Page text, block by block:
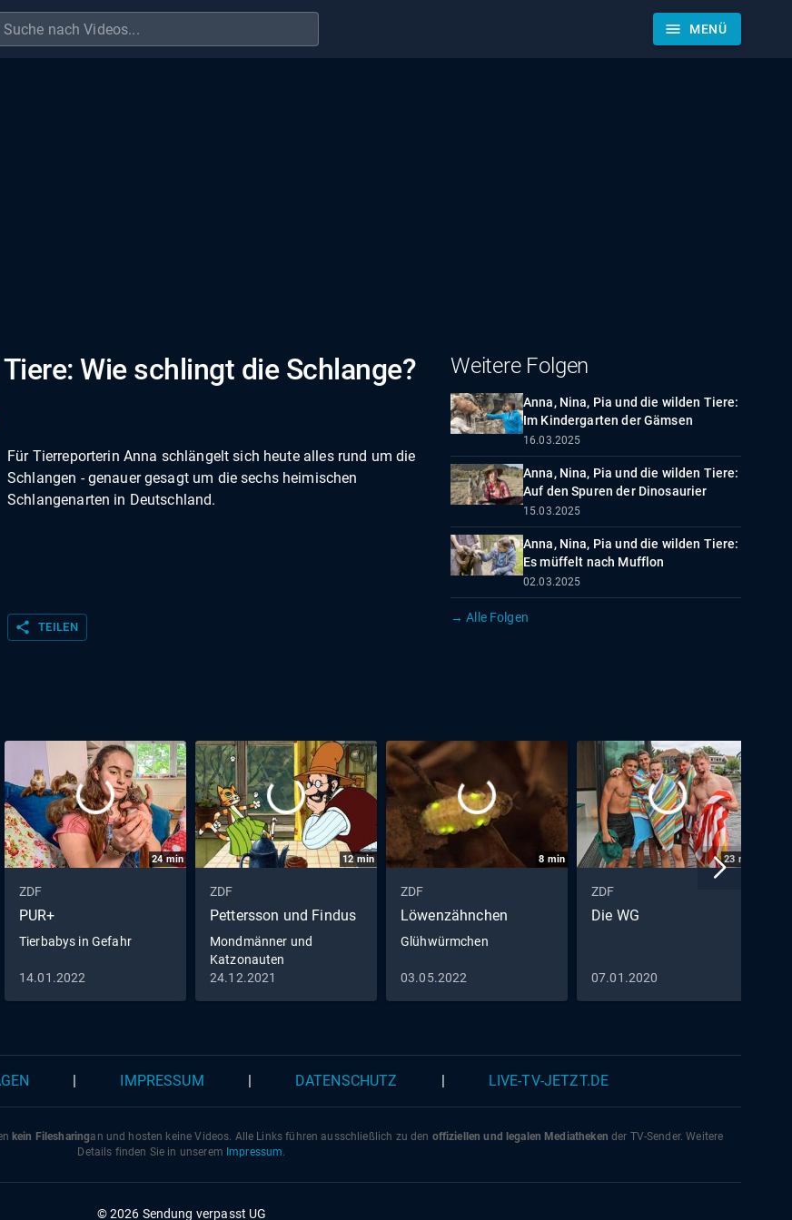
menu MENÜ
Wie schlingt die Schlange?
Für Tierreporterin Anna schlängelt sich heute alles rund um die
Schlangen - genauer gesagt um die sechs heimischen
Schlangenarten in Deutschland.
share TEILEN
Weitere Folgen
Anna, Nina, Pia und die wilden Tiere:
Im Kindergarten der Gämsen
16.03.2025
Anna, Nina, Pia und die wilden Tiere:
Auf den Spuren der Dinosaurier
15.03.2025
Anna, Nina, Pia und die wilden Tiere:
Es müffelt nach Mufflon
02.03.2025
→ Alle Folgen
24min
ZDF
PUR+
Tierbabys in Gefahr
14.01.2022
12min
ZDF
Pettersson und Findus
Mondmänner und
Katzonauten
24.12.2021
8 min
ZDF
Löwenzähnchen
Glühwürmchen
03.05.2022
23 min
ZDF
Die WG
07.01.2020
IMPRESSUM DATENSCHUTZ LIVE-TV-JETZT.DE
kein Filesharingan und hosten keine Videos. Alle Links führen ausschließlich zu den offiziellen und legalen Mediatheken der TV-Sender. Weitere
Details finden Sie in unserem Impressum.
© 2026 Sendung verpasst UG